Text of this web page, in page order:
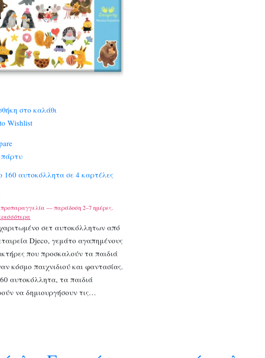
στο καλάθι
Wishlist
πάρτυ
160 αυτοκόλλητα σε 4 καρτέλες
— παράδοση 2–7 ημέρες.
σετ αυτοκόλλητων από
Djeco, γεμάτο αγαπημένους
που προσκαλούν τα παιδιά
κόσμο παιχνιδιού και φαντασίας.
αυτοκόλλητα, τα παιδιά
να δημιουργήσουν τις…